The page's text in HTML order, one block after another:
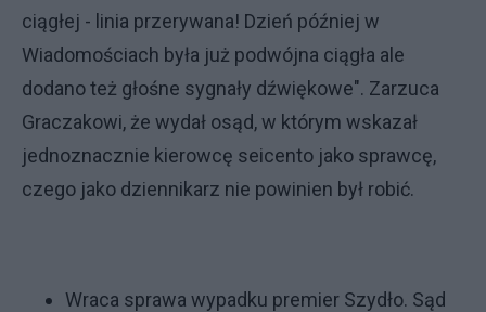
ciągłej - linia przerywana! Dzień później w
Wiadomościach była już podwójna ciągła ale
dodano też głośne sygnały dźwiękowe". Zarzuca
Graczakowi, że wydał osąd, w którym wskazał
jednoznacznie kierowcę seicento jako sprawcę,
czego jako dziennikarz nie powinien był robić.
Wraca sprawa wypadku premier Szydło. Sąd